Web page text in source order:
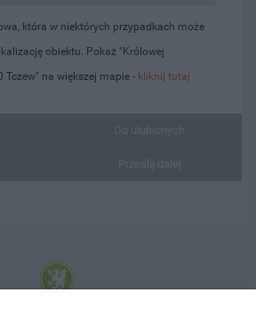
która w niektórych przypadkach może
obiektu. Pokaż "Królowej
Tczew" na większej mapie - kliknij tutaj
Sp. z o.o. Internetowy Serwis Informacyjny Miasta